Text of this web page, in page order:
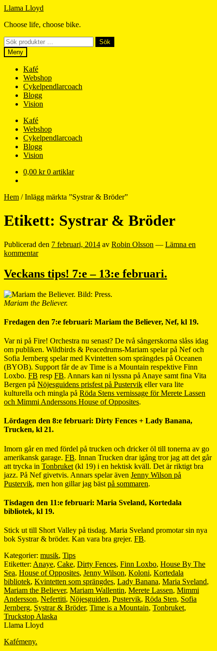
Hoppa
navigering
Hoppa
innehåll
Llama Lloyd
Choose life, choose bike.
Sök
efter:
Sök
Meny
Kafé
Webshop
Cykelpendlarcoach
Blogg
Vision
Kafé
Webshop
Cykelpendlarcoach
Blogg
Vision
0,00 kr 0 artiklar
Hem /Inlägg märkta ”Systrar & Bröder”
Etikett: Systrar & Bröder
Publicerad den 7 februari, 2014 av Robin Olsson — Lämna en
kommentar
Veckans tips! 7:e – 13:e februari.
Mariam the Believer.
Fredagen den 7:e februari: Mariam the Believer, Nef, kl 19.
Var ni på Fire! Orchestra nu senast? De två sångerskorna slåss idag
om publiken. Wildbirds & Peacedrums-Mariam spelar på Nef och
Sofia Jernberg spelar med Kvintetten som sprängdes på Oceanen
(BYOB). Support får de av Time is a Mountain respektive Finn
Loxbo. FB resp FB. Annars kan ni lyssna på Anaye samt fina Vita
Bergen på Nöjesguidens prisfest på Pustervik eller vara lite
kulturella och mingla på Röda Stens vernissage för Merete Lassen
och Mimmi Anderssons House of Opposites.
Lördagen den 8:e februari: Dirty Fences + Lady Banana,
Trucken, kl 21.
Imorn går en med fördel på trucken och dricker öl till tonerna av go
amerikansk garage. FB. Innan Trucken drar igång tror jag att det går
att trycka in Tonbruket (kl 19) i en hektisk kväll. Det är riktigt bra
jazz. På Nef givetvis. Annars spelar även Jenny Wilson på
Pustervik, men hon gillar jag bäst på sommaren.
Tisdagen den 11:e februari: Maria Sveland, Kortedala
bibliotek, kl 19.
Stick ut till Short Valley på tisdag. Maria Sveland promotar sin nya
bok Systrar & bröder. Kan vara bra grejer. FB.
Kategorier: musik, Tips
Etiketter: Anaye, Cake, Dirty Fences, Finn Loxbo, House By The
Sea, House of Opposites, Jenny Wilson, Koloni, Kortedala
bibliotek, Kvintetten som sprängdes, Lady Banana, Maria Sveland,
Mariam the Believer, Mariam Wallentin, Merete Lassen, Mimmi
Andersson, Nefertiti, Nöjesguiden, Pustervik, Röda Sten, Sofia
Jernberg, Systrar & Bröder, Time is a Mountain, Tonbruket,
Truckstop Alaska
Llama Lloyd
Kafémeny.